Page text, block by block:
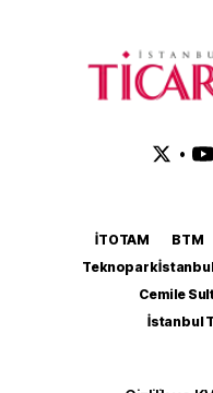
•
İTOTAM BTM
Teknopark
Cemile
İstanbul